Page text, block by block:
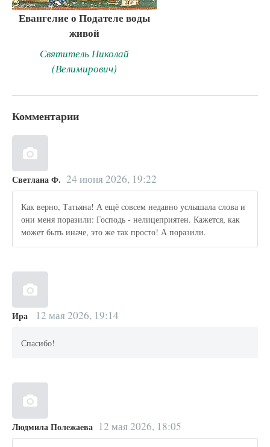
Евангелие о Подателе воды
живой
Святитель Николай
(Велимирович)
Комментарии
Светлана Ф. 24 июня 2026, 19:22
Как верно, Татьяна! А ещё совсем недавно услышала слова и
они меня поразили: Господь - нелицеприятен. Кажется, как
может быть иначе, это же так просто! А поразили.
Ира 12 мая 2026, 19:14
Спасибо!
Людмила Полежаева 12 мая 2026, 18:05